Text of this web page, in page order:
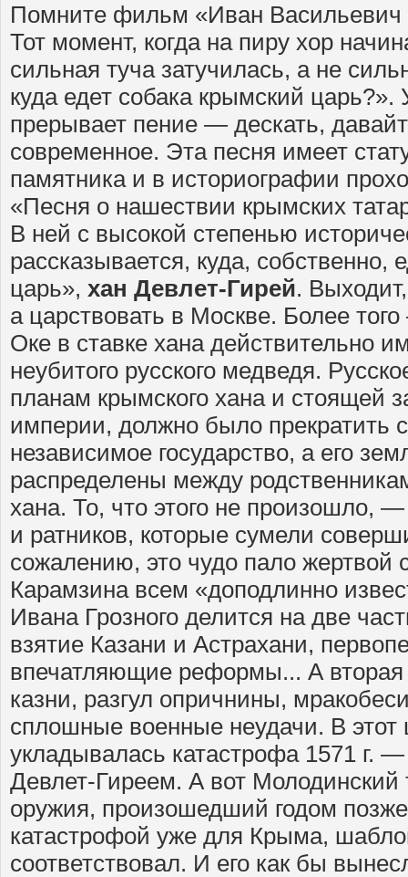
Помните фильм «Иван
Тот момент, когда на пиру хор
сильная туча затучилась, а не
куда едет собака крымский
прерывает пение — дескать,
современное. Эта песня имеет
памятника и в историографии
«Песня о нашествии крымских
В ней с высокой степенью
рассказывается, куда, собственно,
царь», хан Девлет-Гирей.
а царствовать в Москве. Более
Оке в ставке хана действительно
неубитого русского медведя.
планам крымского хана и стоящей
империи, должно было прекратить
независимое государство, а его
распределены между
хана. То, что этого не произошло, —
и ратников, которые сумели
сожалению, это чудо пало жертвой
Карамзина всем «доподлинно
Ивана Грозного делится на две
взятие Казани и Астрахани,
впечатляющие реформы... А
казни, разгул опричнины,
сплошные военные неудачи. В этот
укладывалась катастрофа 1571 г.
Девлет-Гиреем. А вот Молодинский
оружия, произошедший годом
катастрофой уже для Крыма,
соответствовал. И его как бы